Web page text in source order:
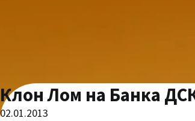
Клон Лом на Банка
02.01.2013